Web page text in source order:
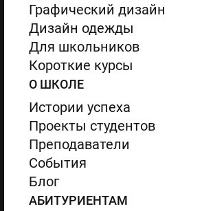
Графический дизайн
Дизайн одежды
Для школьников
Короткие курсы
О ШКОЛЕ
Истории успеха
Проекты студентов
Преподаватели
События
Блог
АБИТУРИЕНТАМ